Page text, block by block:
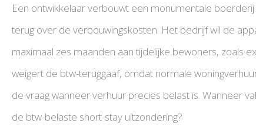
Een ontwikkelaar verbouwt een monumentale
terug over de verbouwingskosten. Het bedrijf wil de
maximaal zes maanden aan tijdelijke bewoners, zoals
weigert de btw-teruggaaf, omdat normale
de vraag wanneer verhuur precies belast is. Wanneer
de btw-belaste short-stay uitzondering?